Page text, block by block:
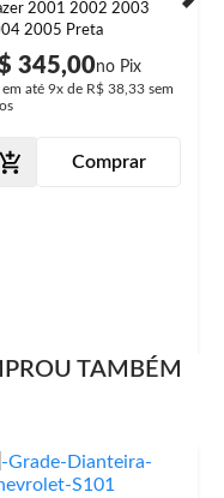
2001 2002 2003
2005 Preta
345,00
até 9x de R$ 38,33 sem
Comprar
TAMBÉM